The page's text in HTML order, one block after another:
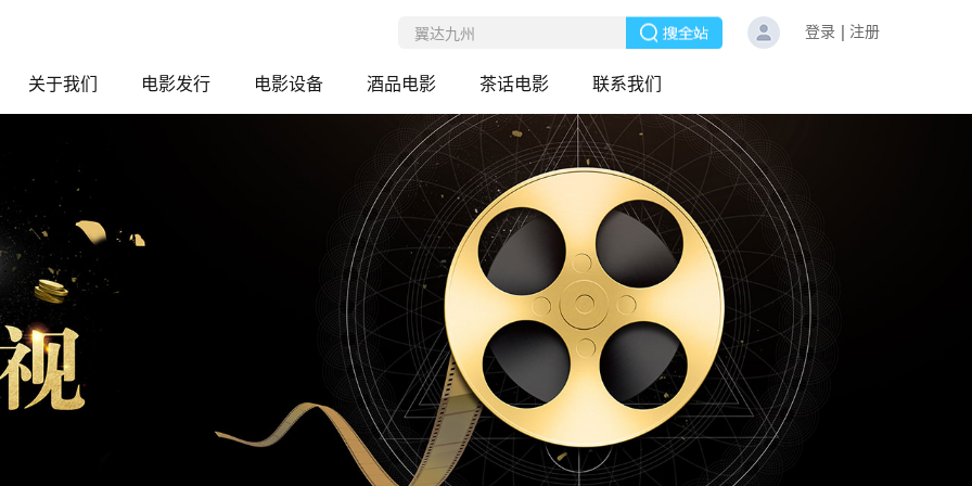
登录 注册
关于我们 电影发行 电影设备 酒品电影 茶话电影 联系我们